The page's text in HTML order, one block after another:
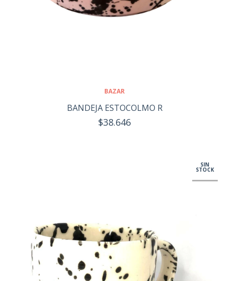
BAZAR
BANDEJA ESTOCOLMO R
$38.646
SIN
STOCK